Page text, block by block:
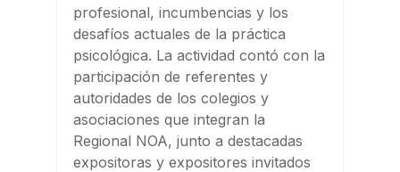
profesional, incumbencias y los
desafíos actuales de la práctica
psicológica. La actividad contó con la
participación de referentes y
autoridades de los colegios y
asociaciones que integran la
Regional NOA, junto a destacadas
expositoras y expositores invitados